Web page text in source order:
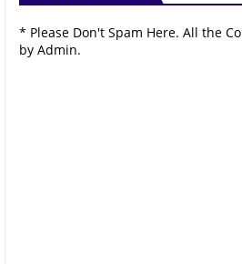
* Please Don't Spam Here. All the
by Admin.